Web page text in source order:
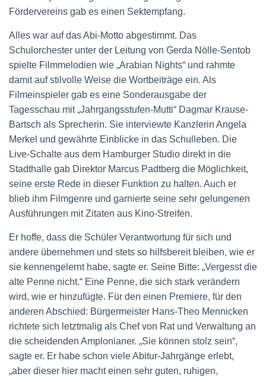
Fördervereins gab es einen Sektempfang.
Alles war auf das Abi-Motto abgestimmt. Das
Schulorchester unter der Leitung von Gerda Nölle-Sentob
spielte Filmmelodien wie „Arabian Nights“ und rahmte
damit auf stilvolle Weise die Wortbeiträge ein. Als
Filmeinspieler gab es eine Sonderausgabe der
Tagesschau mit „Jahrgangsstufen-Mutti“ Dagmar Krause-
Bartsch als Sprecherin. Sie interviewte Kanzlerin Angela
Merkel und gewährte Einblicke in das Schulleben. Die
Live-Schalte aus dem Hamburger Studio direkt in die
Stadthalle gab Direktor Marcus Padtberg die Möglichkeit,
seine erste Rede in dieser Funktion zu halten. Auch er
blieb ihm Filmgenre und garnierte seine sehr gelungenen
Ausführungen mit Zitaten aus Kino-Streifen.
Er hoffe, dass die Schüler Verantwortung für sich und
andere übernehmen und stets so hilfsbereit bleiben, wie er
sie kennengelernt habe, sagte er. Seine Bitte: „Vergesst die
alte Penne nicht.“ Eine Penne, die sich stark verändern
wird, wie er hinzufügte. Für den einen Premiere, für den
anderen Abschied: Bürgermeister Hans-Theo Mennicken
richtete sich letztmalig als Chef von Rat und Verwaltung an
die scheidenden Amplonianer. „Sie können stolz sein“,
sagte er. Er habe schon viele Abitur-Jahrgänge erlebt,
„aber dieser hier macht einen sehr guten, ruhigen,